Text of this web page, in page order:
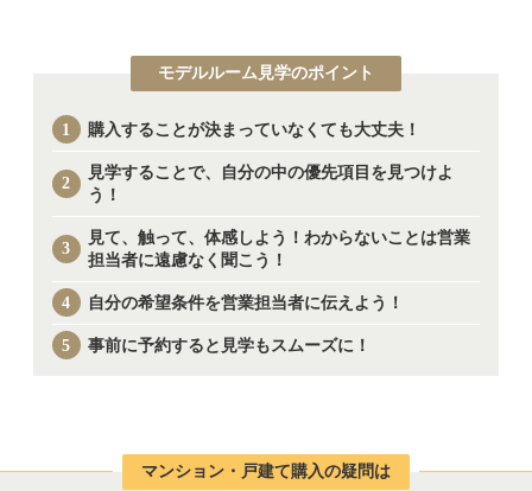
モデルルーム見学のポイント
購入することが決まっていなくても大丈夫！
見学することで、自分の中の優先項目を見つけよ
う！
見て、触って、体感しよう！わからないことは営業
担当者に遠慮なく聞こう！
自分の希望条件を営業担当者に伝えよう！
事前に予約すると見学もスムーズに！
マンション・戸建て購入の疑問は